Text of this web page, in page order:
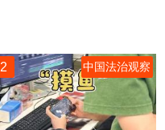
2 中国法治观察